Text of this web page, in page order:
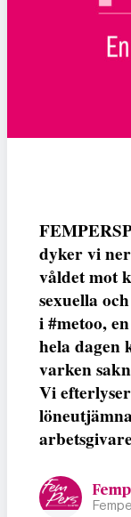
dyker vi
våldet mot
sexuella
i #metoo,
hela dagen
varken
Vi